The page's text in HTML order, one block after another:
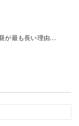
が最も長い理由...